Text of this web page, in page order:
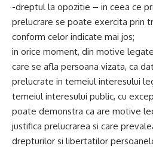
-dreptul la opozitie – in ceea ce
prelucrare se poate exercita prin
conform celor indicate mai jos;
in orice moment, din motive
care se afla persoana vizata, ca
prelucrate in temeiul interesului
temeiul interesului public, cu
poate demonstra ca are motive
justifica prelucrarea si care
drepturilor si libertatilor